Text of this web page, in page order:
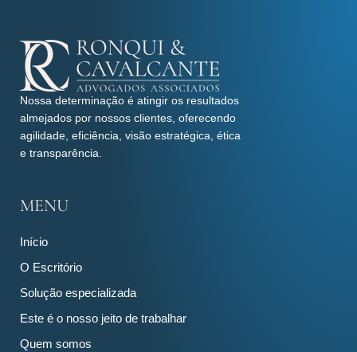
Nossa determinação é atingir os resultados
almejados por nossos clientes, oferecendo
agilidade, eficiência, visão estratégica, ética
e transparência.
MENU
Início
O Escritório
Solução especializada
Este é o nosso jeito de trabalhar
Quem somos